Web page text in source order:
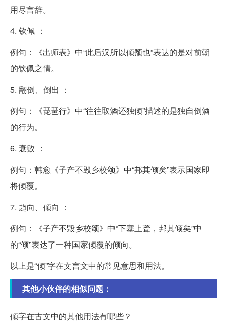
用尽言辞。
4. 钦佩 ：
例句：《出师表》中“此后汉所以倾颓也”表达的是对前朝
的钦佩之情。
5. 翻倒、倒出 ：
例句：《琵琶行》中“往往取酒还独倾”描述的是独自倒酒
的行为。
6. 衰败 ：
例句：韩愈《子产不毁乡校颂》中“邦其倾矣”表示国家即
将倾覆。
7. 趋向、倾向 ：
例句：《子产不毁乡校颂》中“下塞上聋，邦其倾矣”中
的“倾”表达了一种国家倾覆的倾向。
以上是“倾”字在文言文中的常见意思和用法。
其他小伙伴的相似问题：
倾字在古文中的其他用法有哪些？